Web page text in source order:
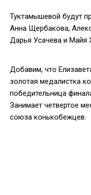
Туктамышевой будут
Анна Щербакова,
Дарья Усачева и Майя
Добавим, что
золотая медалистка
победительница
Занимает четвертое
союза конькобежцев.